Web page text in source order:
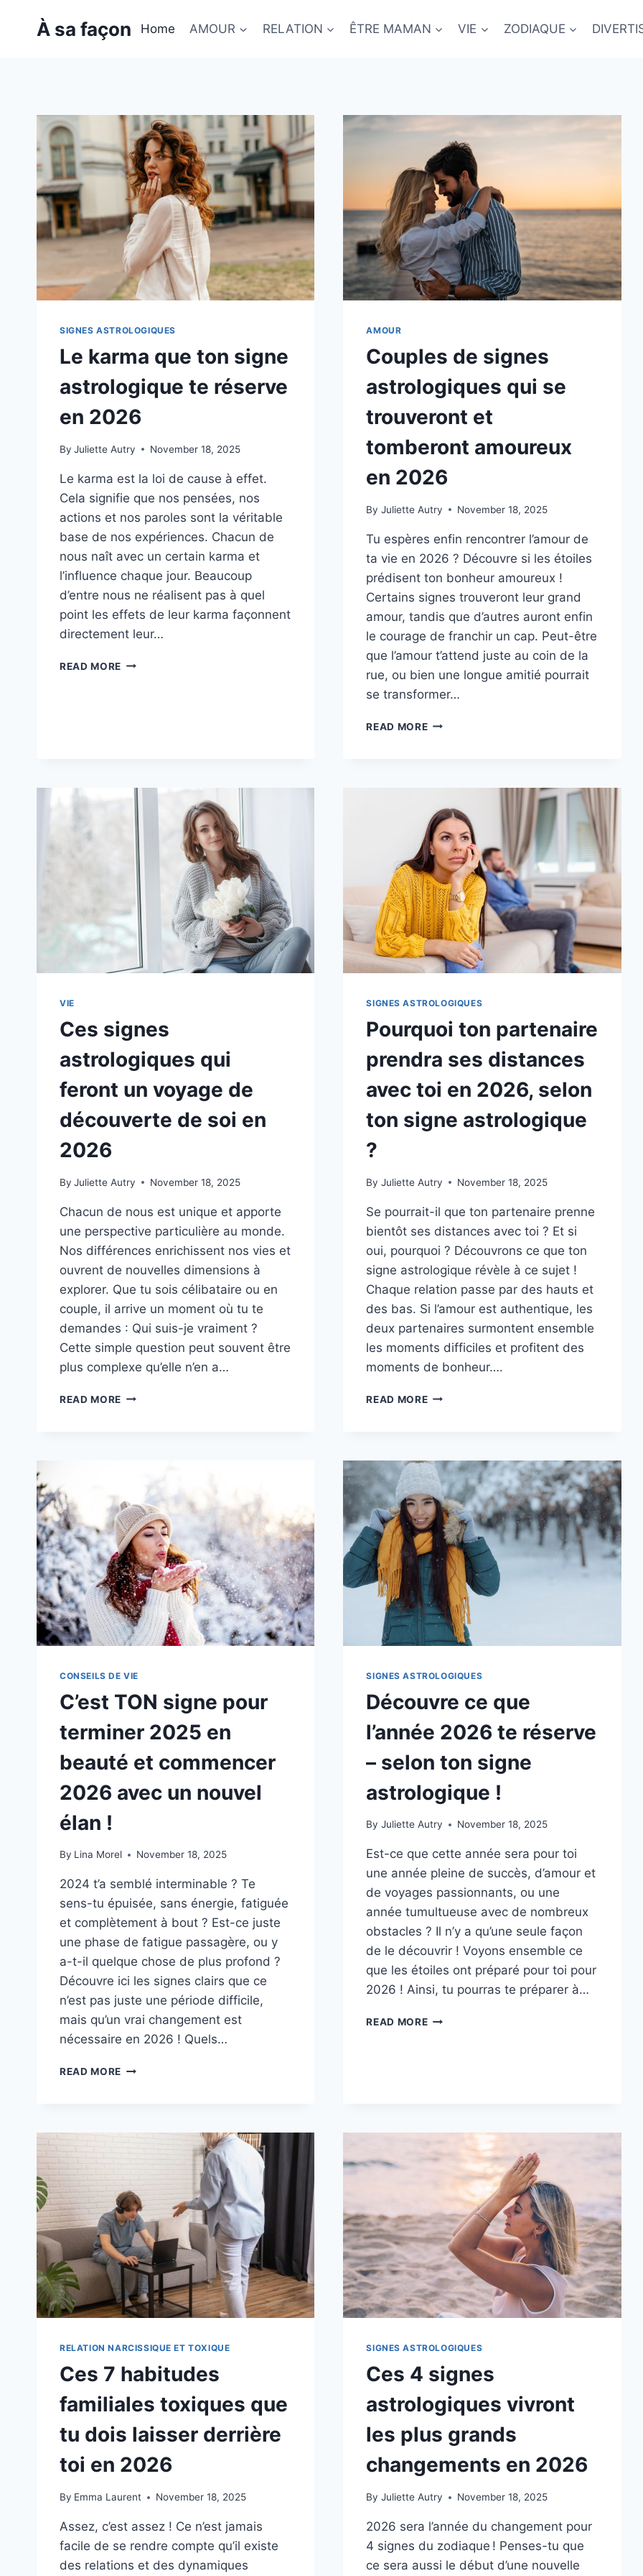
À sa façon Home AMOUR RELATION ÊTRE MAMAN VIE ZODIAQUE
SIGNES ASTROLOGIQUES
Le karma que ton signe
astrologique te réserve
en 2026
By Juliette Autry November 18, 2025
Le karma est la loi de cause à effet.
Cela signifie que nos pensées, nos
actions et nos paroles sont la véritable
base de nos expériences. Chacun de
nous naît avec un certain karma et
l’influence chaque jour. Beaucoup
d’entre nous ne réalisent pas à quel
point les effets de leur karma façonnent
directement leur…
READ MORE LE
2026
AMOUR
Couples de signes
astrologiques qui se
trouveront et
tomberont amoureux
en 2026
By Juliette Autry November 18, 2025
Tu espères enfin rencontrer l’amour de
ta vie en 2026 ? Découvre si les étoiles
prédisent ton bonheur amoureux !
Certains signes trouveront leur grand
amour, tandis que d’autres auront enfin
le courage de franchir un cap. Peut-être
que l’amour t’attend juste au coin de la
rue, ou bien une longue amitié pourrait
se transformer…
READ MORECOUPLES
TROUVERONT
ET
TOMBERONT
AMOUREUX
EN
2026
VIE
Ces signes
astrologiques qui
feront un voyage de
découverte de soi en
2026
By Juliette Autry November 18, 2025
Chacun de nous est unique et apporte
une perspective particulière au monde.
Nos différences enrichissent nos vies et
ouvrent de nouvelles dimensions à
explorer. Que tu sois célibataire ou en
couple, il arrive un moment où tu te
demandes : Qui suis-je vraiment ?
Cette simple question peut souvent être
plus complexe qu’elle n’en a…
READ MORE CES
VOYAGE
DE
DÉCOUVERTE
DE
SOI
EN
2026
SIGNES ASTROLOGIQUES
Pourquoi ton partenaire
prendra ses distances
avec toi en 2026, selon
ton signe astrologique
?
By Juliette Autry November 18, 2025
Se pourrait-il que ton partenaire prenne
bientôt ses distances avec toi ? Et si
oui, pourquoi ? Découvrons ce que ton
signe astrologique révèle à ce sujet !
Chaque relation passe par des hauts et
des bas. Si l’amour est authentique, les
deux partenaires surmontent ensemble
les moments difficiles et profitent des
moments de bonheur….
READ MOREPOURQUOI
DISTANCES
AVEC
TOI
EN
2026,
SELON
TON
SIGNE
ASTROLOGIQUE
?
CONSEILS DE VIE
C’est TON signe pour
terminer 2025 en
beauté et commencer
2026 avec un nouvel
élan !
By Lina Morel November 18, 2025
2024 t’a semblé interminable ? Te
sens-tu épuisée, sans énergie, fatiguée
et complètement à bout ? Est-ce juste
une phase de fatigue passagère, ou y
a-t-il quelque chose de plus profond ?
Découvre ici les signes clairs que ce
n’est pas juste une période difficile,
mais qu’un vrai changement est
nécessaire en 2026 ! Quels…
READ MORE C’EST
ET
COMMENCER
2026
AVEC
UN
NOUVEL
ÉLAN
!
SIGNES ASTROLOGIQUES
Découvre ce que
l’année 2026 te réserve
– selon ton signe
astrologique !
By Juliette Autry November 18, 2025
Est-ce que cette année sera pour toi
une année pleine de succès, d’amour et
de voyages passionnants, ou une
année tumultueuse avec de nombreux
obstacles ? Il n’y a qu’une seule façon
de le découvrir ! Voyons ensemble ce
que les étoiles ont préparé pour toi pour
2026 ! Ainsi, tu pourras te préparer à…
READ MOREDÉCOUVRE
SELON
TON
ASTROLOGIQUE
RELATION NARCISSIQUE ET TOXIQUE
Ces 7 habitudes
familiales toxiques que
tu dois laisser derrière
toi en 2026
By Emma Laurent November 18, 2025
Assez, c’est assez ! Ce n’est jamais
facile de se rendre compte qu’il existe
des relations et des dynamiques
SIGNES ASTROLOGIQUES
Ces 4 signes
astrologiques vivront
les plus grands
changements en 2026
By Juliette Autry November 18, 2025
2026 sera l’année du changement pour
4 signes du zodiaque ! Penses-tu que
ce sera aussi le début d’une nouvelle